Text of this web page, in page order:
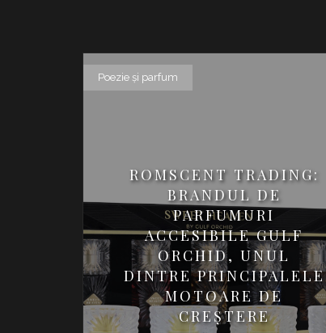
Poezie şi parfum
ROMSCENT TRADING:
BRANDUL DE
PARFUMURI
ACCESIBILE GULF
ORCHID, UNUL
DINTRE PRINCIPALELE
MOTOARE DE
CREȘTERE